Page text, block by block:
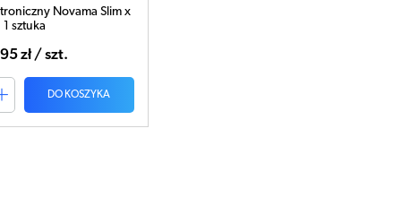
Novama Slim x
1 sztuka
zł / szt.
DO KOSZYKA